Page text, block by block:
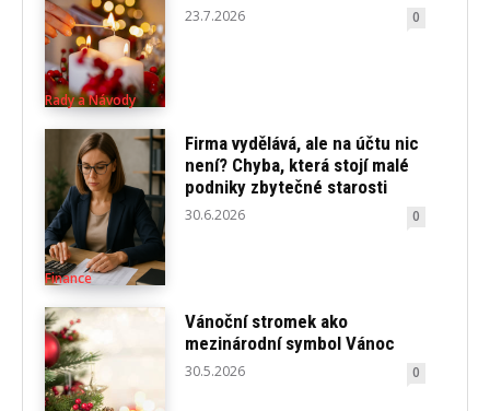
Rady a Návody
23.7.2026 0
Finance
Firma vydělává, ale na účtu nic
není? Chyba, která stojí malé
podniky zbytečné starosti
30.6.2026 0
Vánoční stromek ako
mezinárodní symbol Vánoc
30.5.2026 0